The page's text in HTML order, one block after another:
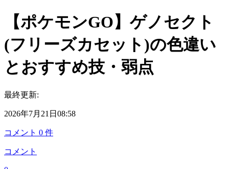
【ポケモンGO】ゲノセクト
(フリーズカセット)の色違い
とおすすめ技・弱点
最終更新:
2026年7月21日08:58
コメント 0 件
コメント